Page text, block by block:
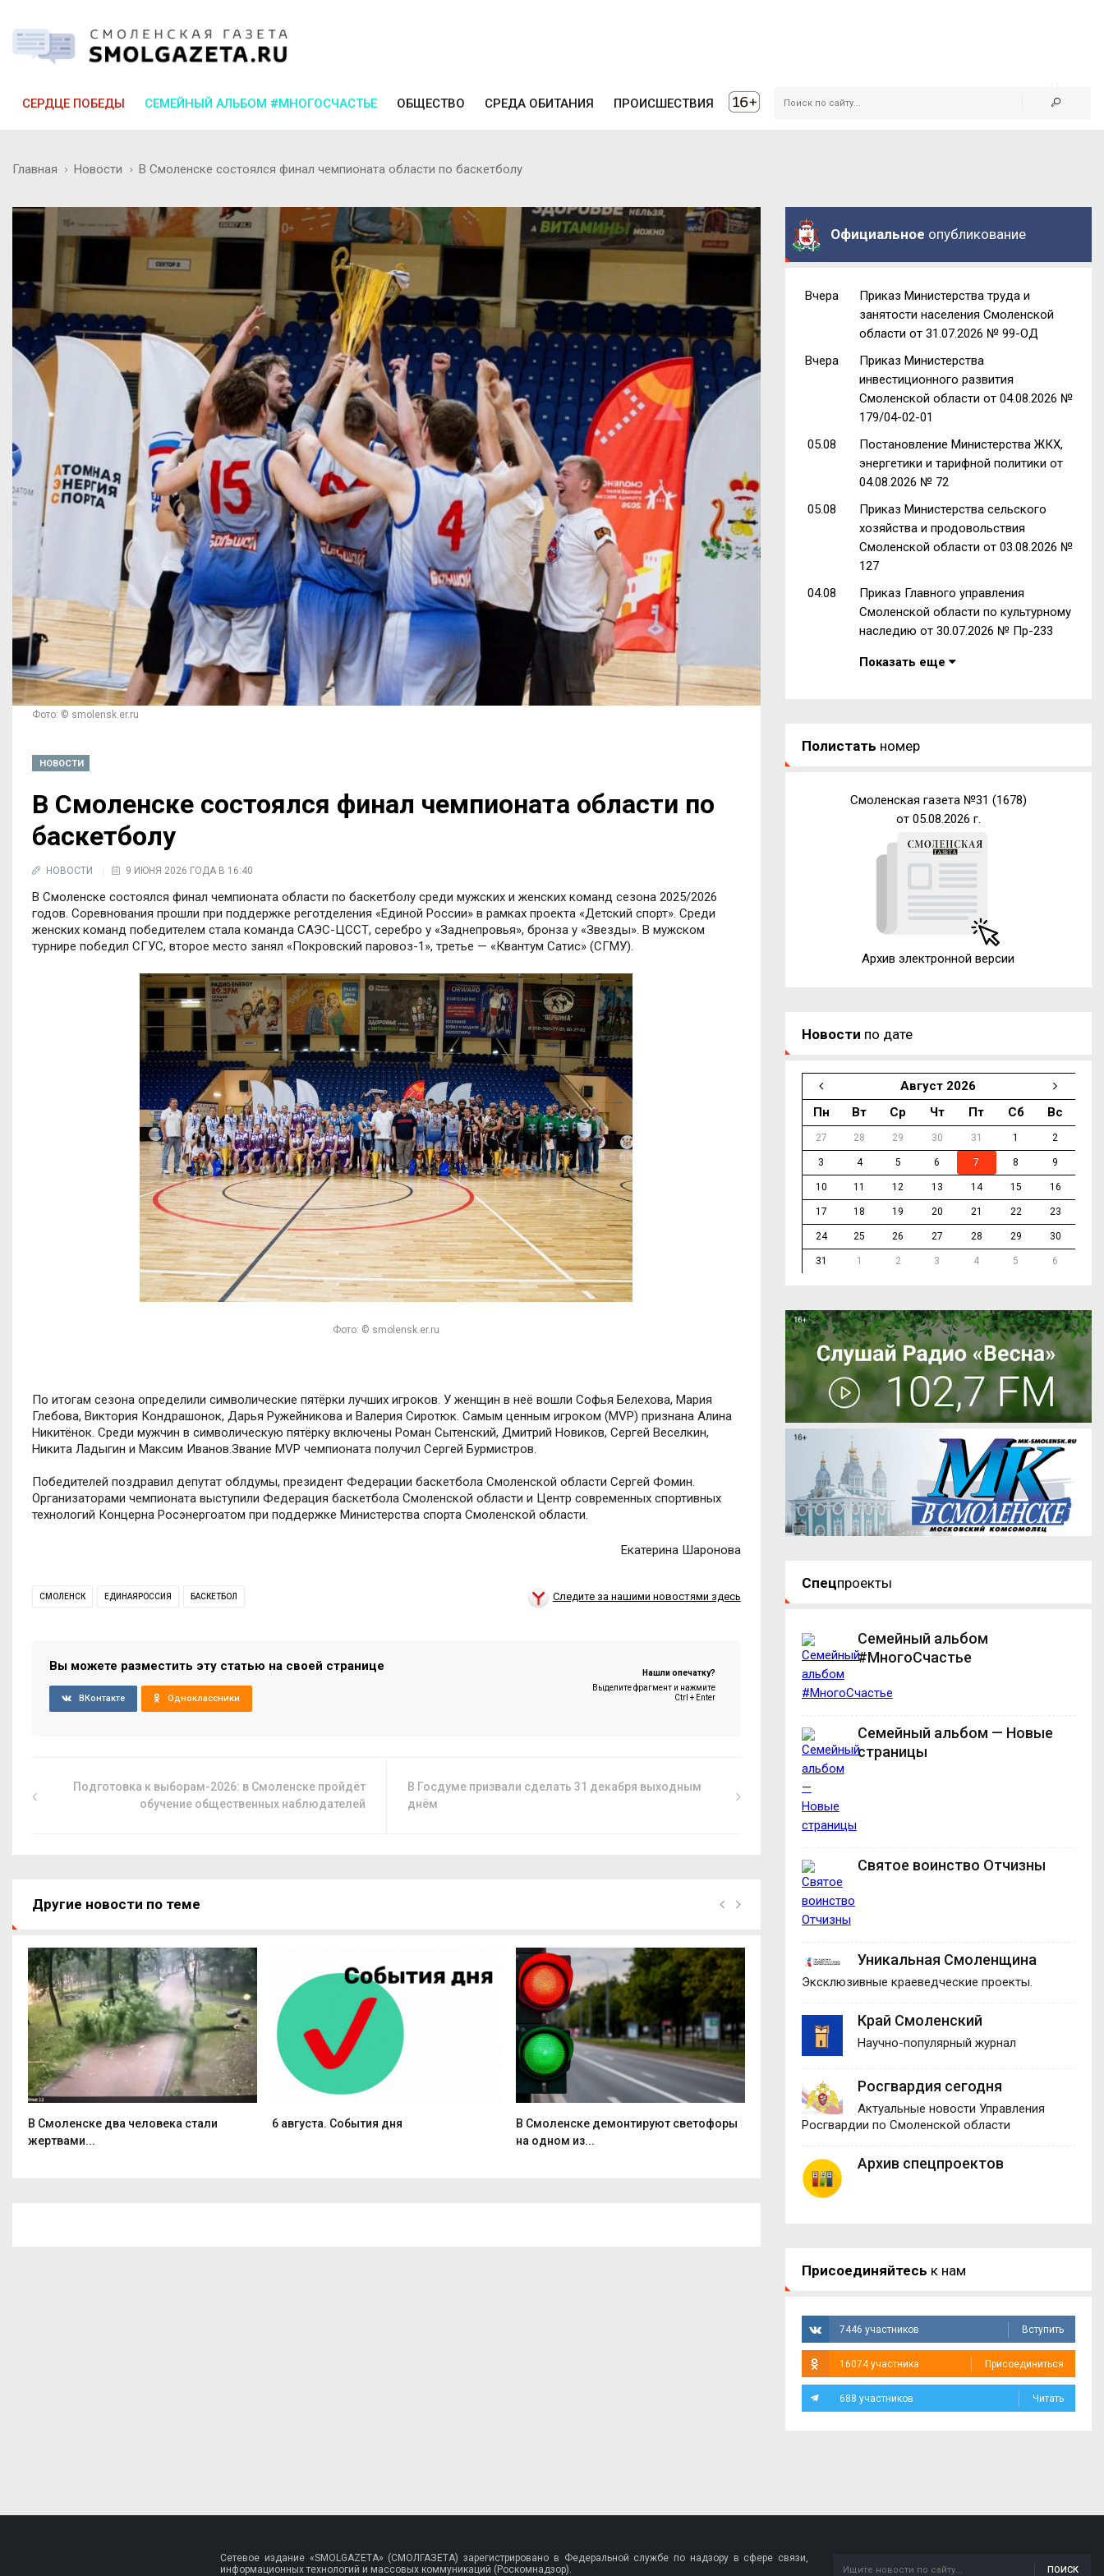
СЕРДЦЕ ПОБЕДЫ СЕМЕЙНЫЙ АЛЬБОМ #МНОГОСЧАСТЬЕ ОБЩЕСТВО СРЕДА ОБИТАНИЯ ПРОИСШЕСТВИЯ
Главная Новости В Смоленске состоялся финал чемпионата области по баскетболу
Фото: © smolensk.er.ru
НОВОСТИ
В Смоленске состоялся финал чемпионата области по
баскетболу
НОВОСТИ 9 ИЮНЯ 2026 ГОДА В 16:40
В Смоленске состоялся финал чемпионата области по баскетболу среди мужских и женских команд сезона 2025/2026
годов. Соревнования прошли при поддержке реготделения «Единой России» в рамках проекта «Детский спорт». Среди
женских команд победителем стала команда САЭС-ЦССТ, серебро у «Заднепровья», бронза у «Звезды». В мужском
турнире победил СГУС, второе место занял «Покровский паровоз-1», третье — «Квантум Сатис» (СГМУ).
Фото: © smolensk.er.ru
По итогам сезона определили символические пятёрки лучших игроков. У женщин в неё вошли Софья Белехова, Мария
Глебова, Виктория Кондрашонок, Дарья Ружейникова и Валерия Сиротюк. Самым ценным игроком (MVP) признана Алина
Никитёнок. Среди мужчин в символическую пятёрку включены Роман Сытенский, Дмитрий Новиков, Сергей Веселкин,
Никита Ладыгин и Максим Иванов.Звание MVP чемпионата получил Сергей Бурмистров.
Победителей поздравил депутат облдумы, президент Федерации баскетбола Смоленской области Сергей Фомин.
Организаторами чемпионата выступили Федерация баскетбола Смоленской области и Центр современных спортивных
технологий Концерна Росэнергоатом при поддержке Министерства спорта Смоленской области.
Екатерина Шаронова
СМОЛЕНСК ЕДИНАЯРОССИЯ БАСКЕТБОЛ Следите за нашими новостями здесь
Вы можете разместить эту статью на своей странице
ВКонтакте Одноклассники
Нашли опечатку?
Выделите фрагмент и нажмите
Ctrl + Enter
Подготовка к выборам-2026: в Смоленске пройдёт
обучение общественных наблюдателей
В Госдуме призвали сделать 31 декабря выходным
днём
Другие новости по теме
В Смоленске два человека стали
жертвами...
6 августа. События дня
В Смоленске демонтируют светофоры
на одном из...
В Руднянском округе пожар уничтожил
Смолянка взяла
Официальное опубликование
Вчера
Приказ Министерства труда и
занятости населения Смоленской
области от 31.07.2026 № 99-ОД
Вчера
Приказ Министерства
инвестиционного развития
Смоленской области от 04.08.2026 №
179/04-02-01
05.08
Постановление Министерства ЖКХ,
энергетики и тарифной политики от
04.08.2026 № 72
05.08
Приказ Министерства сельского
хозяйства и продовольствия
Смоленской области от 03.08.2026 №
127
04.08
Приказ Главного управления
Смоленской области по культурному
наследию от 30.07.2026 № Пр-233
Показать еще
Полистать номер
Смоленская газета №31 (1678)
от 05.08.2026 г.
Архив электронной версии
Новости по дате
Август 2026
Пн
Вт Ср Чт Пт Сб Вс
27 28 29 30 31 1 2
3 4 5 6 7 8 9
10 11 12 13 14 15 16
17 18 19 20 21 22 23
24 25 26 27 28 29 30
31 1 2 3 4 5 6
Спецпроекты
Семейный альбом
#МногоСчастье
Семейный альбом — Новые
страницы
Святое воинство Отчизны
Уникальная Смоленщина
Эксклюзивные краеведческие проекты.
Край Смоленский
Научно-популярный журнал
Росгвардия сегодня
Актуальные новости Управления
Росгвардии по Смоленской области
Архив спецпроектов
Присоединяйтесь к нам
7446 участников Вступить
16074 участника Присоединиться
688 участников Читать
Сетевое издание «SMOLGAZETA» (СМОЛГАЗЕТА) зарегистрировано в Федеральной службе по надзору в сфере связи,
информационных технологий и массовых коммуникаций (Роскомнадзор).
ПОИСК